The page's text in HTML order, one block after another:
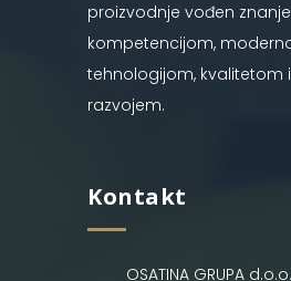
proizvodnje vođen
kompetencijom,
tehnologijom, kvalitetom
razvojem.
Kontakt
OSATINA GRUPA d.o.o.